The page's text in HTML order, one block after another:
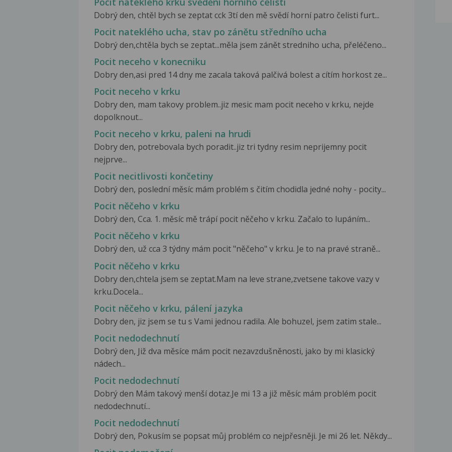
Dobrý den, chtěl bych se zeptat cck 3tí den mě svědí horní patro čelisti furt...
Pocit nateklého ucha, stav po zánětu středního ucha
Dobrý den,chtěla bych se zeptat...měla jsem zánět stredniho ucha, přeléčeno...
Pocit neceho v konecniku
Dobry den,asi pred 14 dny me zacala taková palčivá bolest a cítím horkost ze...
Pocit neceho v krku
Dobry den, mam takovy problem..jiz mesic mam pocit neceho v krku, nejde
dopolknout...
Pocit neceho v krku, paleni na hrudi
Dobry den, potrebovala bych poradit..jiz tri tydny resim neprijemny pocit
nejprve...
Pocit necitlivosti končetiny
Dobrý den, poslední měsíc mám problém s čitím chodidla jedné nohy - pocity...
Pocit něčeho v krku
Dobrý den, Cca. 1. měsíc mě trápí pocit něčeho v krku. Začalo to lupáním...
Pocit něčeho v krku
Dobrý den, už cca 3 týdny mám pocit "něčeho" v krku. Je to na pravé straně...
Pocit něčeho v krku
Dobry den,chtela jsem se zeptat.Mam na leve strane,zvetsene takove vazy v
krku.Docela...
Pocit něčeho v krku, pálení jazyka
Dobry den, jiz jsem se tu s Vami jednou radila. Ale bohuzel, jsem zatim stale...
Pocit nedodechnutí
Dobrý den, Již dva měsíce mám pocit nezavzdušněnosti, jako by mi klasický
nádech...
Pocit nedodechnutí
Dobrý den Mám takový menší dotaz.Je mi 13 a již měsíc mám problém pocit
nedodechnutí...
Pocit nedodechnutí
Dobrý den, Pokusím se popsat můj problém co nejpřesněji. Je mi 26 let. Někdy...